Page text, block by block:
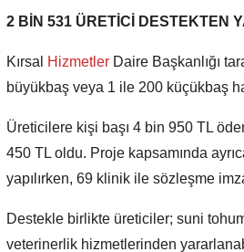
2 BİN 531 ÜRETİCİ DESTEKTEN
Kırsal Hizmetler Daire Başkanlığı
büyükbaş veya 1 ile 200 küçükbaş
Üreticilere kişi başı 4 bin 950 TL
450 TL oldu. Proje kapsamında
yapılırken, 69 klinik ile sözleşme
Destekle birlikte üreticiler; suni
veterinerlik hizmetlerinden